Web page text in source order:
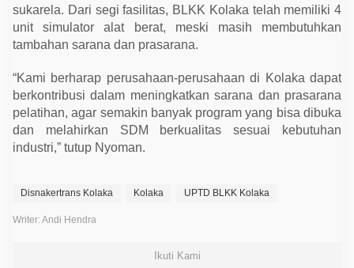
sukarela. Dari segi fasilitas, BLKK Kolaka telah memiliki 4
unit simulator alat berat, meski masih membutuhkan
tambahan sarana dan prasarana.
“Kami berharap perusahaan-perusahaan di Kolaka dapat
berkontribusi dalam meningkatkan sarana dan prasarana
pelatihan, agar semakin banyak program yang bisa dibuka
dan melahirkan SDM berkualitas sesuai kebutuhan
industri,” tutup Nyoman.
Disnakertrans Kolaka Kolaka UPTD BLKK Kolaka
Writer: Andi Hendra
Ikuti Kami